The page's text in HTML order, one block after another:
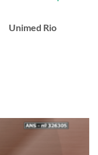
Unimed Rio